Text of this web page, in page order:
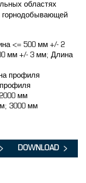
областях
горнодобывающей
<= 500 мм +/- 2
мм +/- 3 мм; Длина
профиля
мм
3000 мм
DOWNLOAD